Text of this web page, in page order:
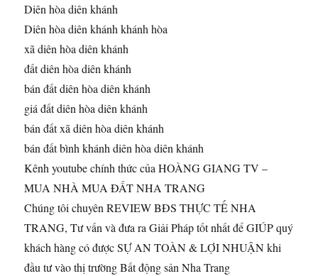
Diên hòa diên khánh
Diên hòa diên khánh khánh hòa
xã diên hòa diên khánh
đất diên hòa diên khánh
bán đất diên hòa diên khánh
giá đất diên hòa diên khánh
bán đất xã diên hòa diên khánh
bán đất bình khánh diên hòa diên khánh
Kênh youtube chính thức của HOÀNG GIANG TV –
MUA NHÀ MUA ĐẤT NHA TRANG
Chúng tôi chuyên REVIEW BĐS THỰC TẾ NHA
TRANG, Tư vấn và đưa ra Giải Pháp tốt nhất để GIÚP quý
khách hàng có được SỰ AN TOÀN & LỢI NHUẬN khi
đầu tư vào thị trường Bất động sản Nha Trang